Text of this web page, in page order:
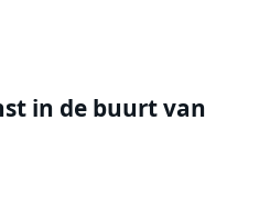
in de buurt van